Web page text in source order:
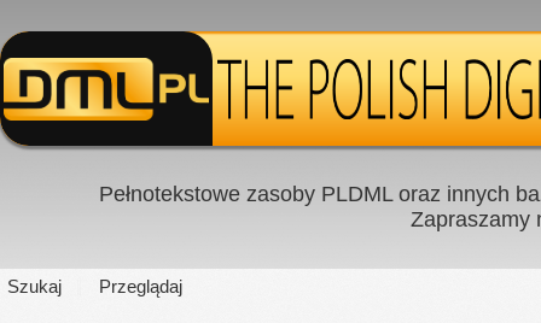
Pełnotekstowe zasoby PLDML oraz innych
Zapraszamy
Szukaj Przeglądaj